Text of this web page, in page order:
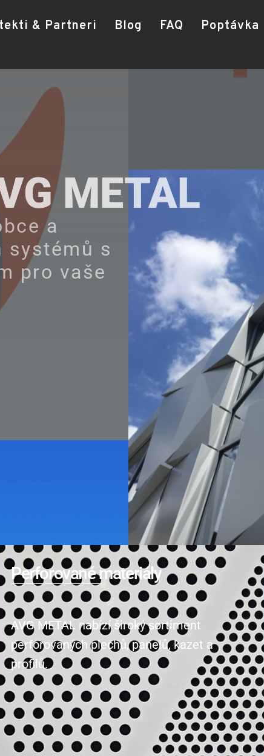
& Partneri Blog FAQ Poptávka
brings
on
Perforované materiály
AVG METAL nabízí široký sortiment
perforovaných plechů, panelů, kazet a
profilů.